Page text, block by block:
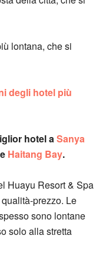
lontana, che si
degli hotel più
hotel aSanya
e Haitang Bay.
Huayu Resort & Spa
prezzo. Le
sono lontane
solo alla stretta